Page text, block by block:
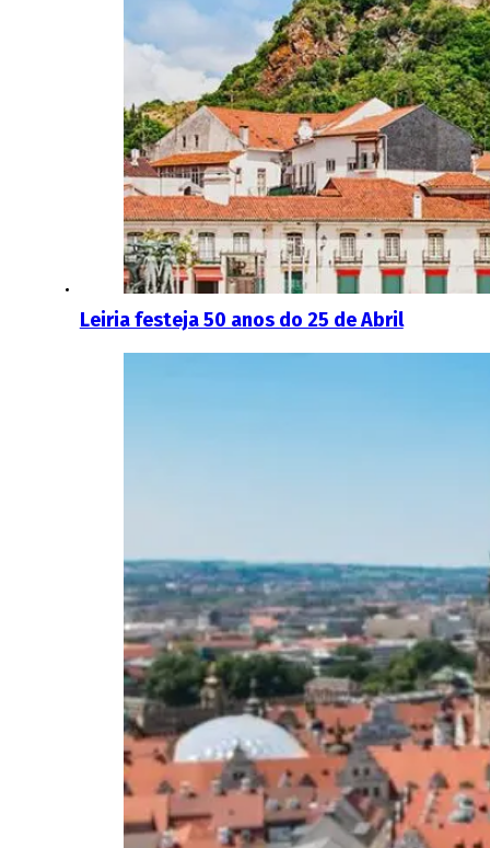
Leiria festeja 50 anos do 25 de Abril